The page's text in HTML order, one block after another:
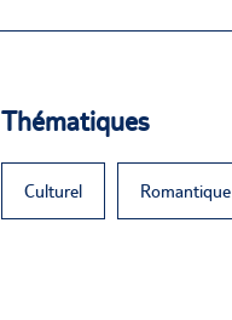
Thématiques
Culturel Romantique